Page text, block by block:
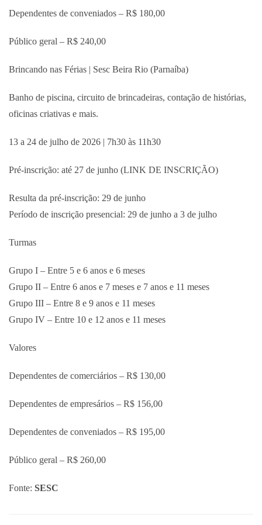
Dependentes de conveniados – R$ 180,00
Público geral – R$ 240,00
Brincando nas Férias | Sesc Beira Rio (Parnaíba)
Banho de piscina, circuito de brincadeiras, contação de histórias,
oficinas criativas e mais.
13 a 24 de julho de 2026 | 7h30 às 11h30
Pré-inscrição: até 27 de junho (LINK DE INSCRIÇÃO)
Resulta da pré-inscrição: 29 de junho
Período de inscrição presencial: 29 de junho a 3 de julho
Turmas
Grupo I – Entre 5 e 6 anos e 6 meses
Grupo II – Entre 6 anos e 7 meses e 7 anos e 11 meses
Grupo III – Entre 8 e 9 anos e 11 meses
Grupo IV – Entre 10 e 12 anos e 11 meses
Valores
Dependentes de comerciários – R$ 130,00
Dependentes de empresários – R$ 156,00
Dependentes de conveniados – R$ 195,00
Público geral – R$ 260,00
Fonte: SESC